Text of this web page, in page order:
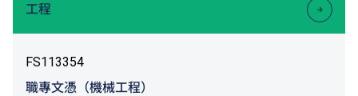
工程
FS113354
職專文憑（機械工程）